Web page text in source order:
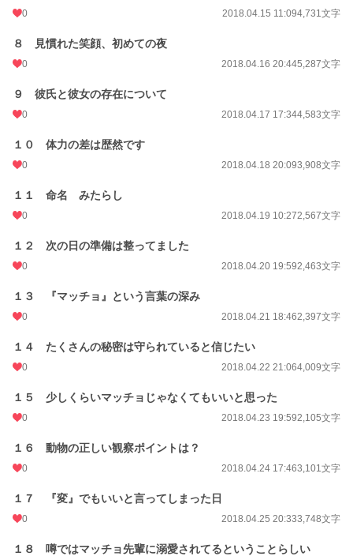
累計ポイント
0 2018.04.15 11:094,731文字
８ 見慣れた笑顔、初めての夜
0 2018.04.16 20:445,287文字
９ 彼氏と彼女の存在について
0 2018.04.17 17:344,583文字
１０ 体力の差は歴然です
0 2018.04.18 20:093,908文字
１１ 命名 みたらし
0 2018.04.19 10:272,567文字
１２ 次の日の準備は整ってました
0 2018.04.20 19:592,463文字
１３ 『マッチョ』という言葉の深み
0 2018.04.21 18:462,397文字
１４ たくさんの秘密は守られていると信じたい
0 2018.04.22 21:064,009文字
１５ 少しくらいマッチョじゃなくてもいいと思った
0 2018.04.23 19:592,105文字
１６ 動物の正しい観察ポイントは？
0 2018.04.24 17:463,101文字
１７ 『変』でもいいと言ってしまった日
0 2018.04.25 20:333,748文字
１８ 噂ではマッチョ先輩に溺愛されてるということらしい